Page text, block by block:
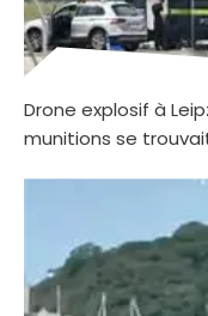
Drone explosif à
munitions se